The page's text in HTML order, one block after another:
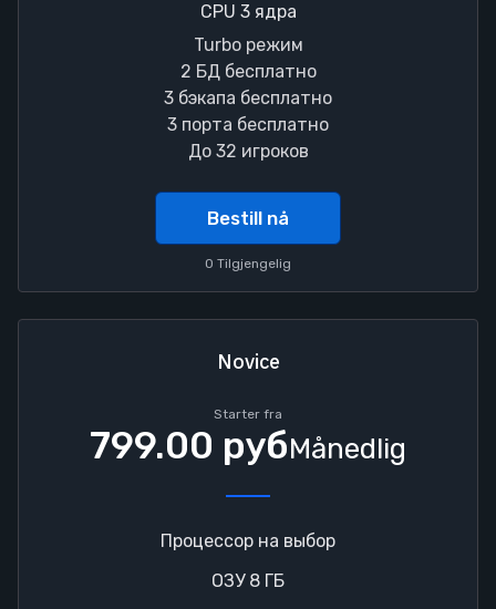
CPU 3 ядра
Turbo режим
2 БД бесплатно
3 бэкапа бесплатно
3 порта бесплатно
До 32 игроков
Bestill nå
0 Tilgjengelig
Novice
Starter fra
799.00 рубMånedlig
Процессор на выбор
ОЗУ 8 ГБ